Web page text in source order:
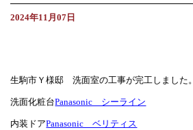
2024年11月07日
生駒市Ｙ様邸 洗面室の工事が完工しました。
洗面化粧台Panasonic シーライン
内装ドアPanasonic ベリティス